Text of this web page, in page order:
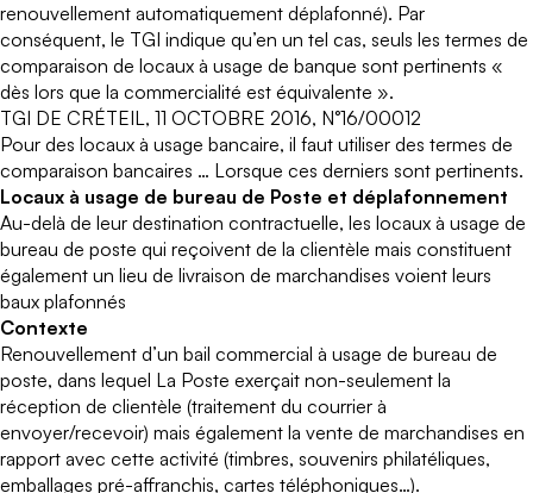
renouvellement automatiquement déplafonné). Par
conséquent, le TGI indique qu’en un tel cas, seuls les termes de
comparaison de locaux à usage de banque sont pertinents «
dès lors que la commercialité est équivalente ».
TGI DE CRÉTEIL, 11 OCTOBRE 2016, N°16/00012
Pour des locaux à usage bancaire, il faut utiliser des termes de
comparaison bancaires … Lorsque ces derniers sont pertinents.
Locaux à usage de bureau de Poste et déplafonnement
Au-delà de leur destination contractuelle, les locaux à usage de
bureau de poste qui reçoivent de la clientèle mais constituent
également un lieu de livraison de marchandises voient leurs
baux plafonnés
Contexte
Renouvellement d’un bail commercial à usage de bureau de
poste, dans lequel La Poste exerçait non-seulement la
réception de clientèle (traitement du courrier à
envoyer/recevoir) mais également la vente de marchandises en
rapport avec cette activité (timbres, souvenirs philatéliques,
emballages pré-affranchis, cartes téléphoniques…).